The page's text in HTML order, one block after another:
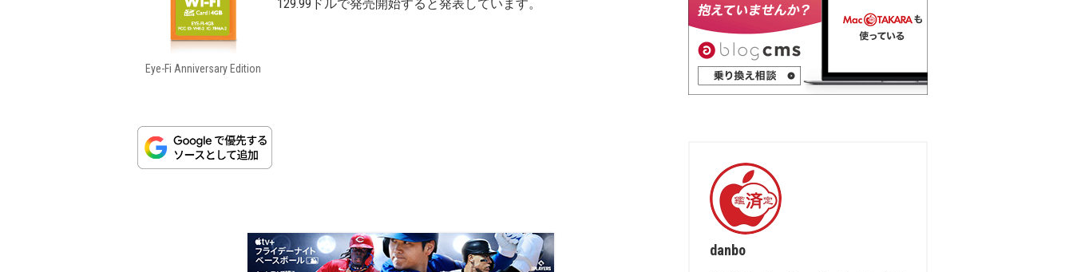
Eye-Fi Anniversary Edition
129.99ドルで発売開始すると発表しています。
danbo